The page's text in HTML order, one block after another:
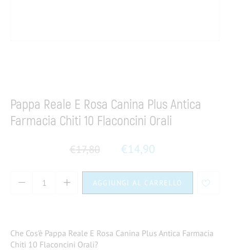
Pappa Reale E Rosa Canina Plus Antica
Farmacia Chiti 10 Flaconcini Orali
€17,80 €14,90
AGGIUNGI AL CARRELLO
Che Cos’è Pappa Reale E Rosa Canina Plus Antica Farmacia
Chiti 10 Flaconcini Orali?